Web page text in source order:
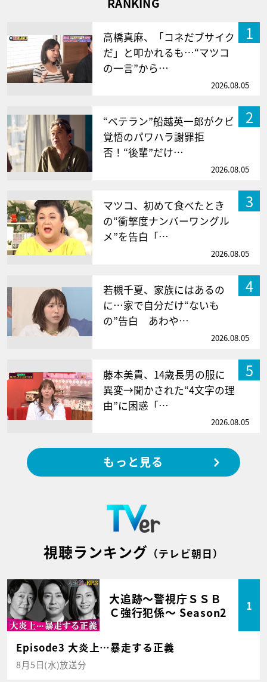
1
高橋真麻、「コネだブサイク
だ」と叩かれるも…“マツコ
の一言”から…
2026.08.05
2
“ベテラン”船越英一郎がクビ
覚悟のパワハラ謝罪拒
否！“後輩”だけ…
2026.08.05
3
マツコ、初めて食べたとき
の“衝撃度ナンバーワングル
メ”を告白「…
2026.08.05
4
若槻千夏、家族にはあるの
に…家で自分だけ“ないも
の”告白 あわや…
2026.08.05
5
藤本美貴、14歳長男の服に
異変→聞かされた“4文字の理
由”に困惑「…
2026.08.05
もっと見る
視聴ランキング （テレビ朝日）
大追跡～警視庁ＳＳＢ
Ｃ強行犯係～ Season2
1
Episode3 大炎上…暴走する正義
8月5日(水)放送分